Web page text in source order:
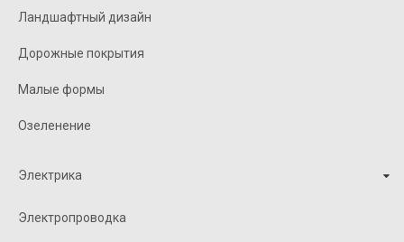
Ландшафтный дизайн
Дорожные покрытия
Малые формы
Озеленение
Электрика
Электропроводка